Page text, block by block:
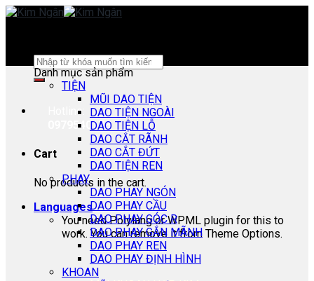
Skip
Search
for:
Hotline:
0979540178
Cart
No products in the cart.
Languages
You need Polylang or WPML plugin for this to
work. You can remove it from Theme Options.
Danh mục sản phẩm
TIỆN
MŨI DAO TIỆN
DAO TIỆN NGOÀI
DAO TIỆN LỖ
DAO CẮT RÃNH
DAO CẮT ĐỨT
DAO TIỆN REN
PHAY
DAO PHAY NGÓN
DAO PHAY CẦU
DAO PHAY GÓC R
DAO PHAY GẮN MÃNH
DAO PHAY REN
DAO PHAY ĐỊNH HÌNH
KHOAN